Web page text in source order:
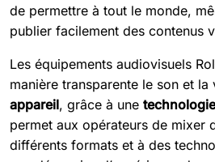
de permettre à tout le monde,
publier facilement des contenus
Les équipements audiovisuels
manière transparente le son et la
appareil, grâce à une
permet aux opérateurs de mixer
différents formats et à des